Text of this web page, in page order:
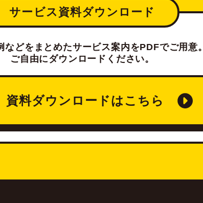
サービス資料ダウンロード
などをまとめたサービス案内をPDFでご用意。
ご自由にダウンロードください。
資料ダウンロードはこちら